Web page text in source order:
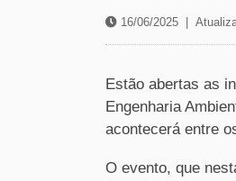
16/06/2025
Estão abertas as
Engenharia
acontecerá entre
O evento, que